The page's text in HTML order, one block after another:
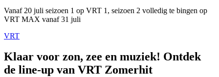
Vanaf 20 juli seizoen 1 op VRT 1, seizoen 2 volledig te bingen op
VRT MAX vanaf 31 juli
VRT
Klaar voor zon, zee en muziek! Ontdek
de line-up van VRT Zomerhit